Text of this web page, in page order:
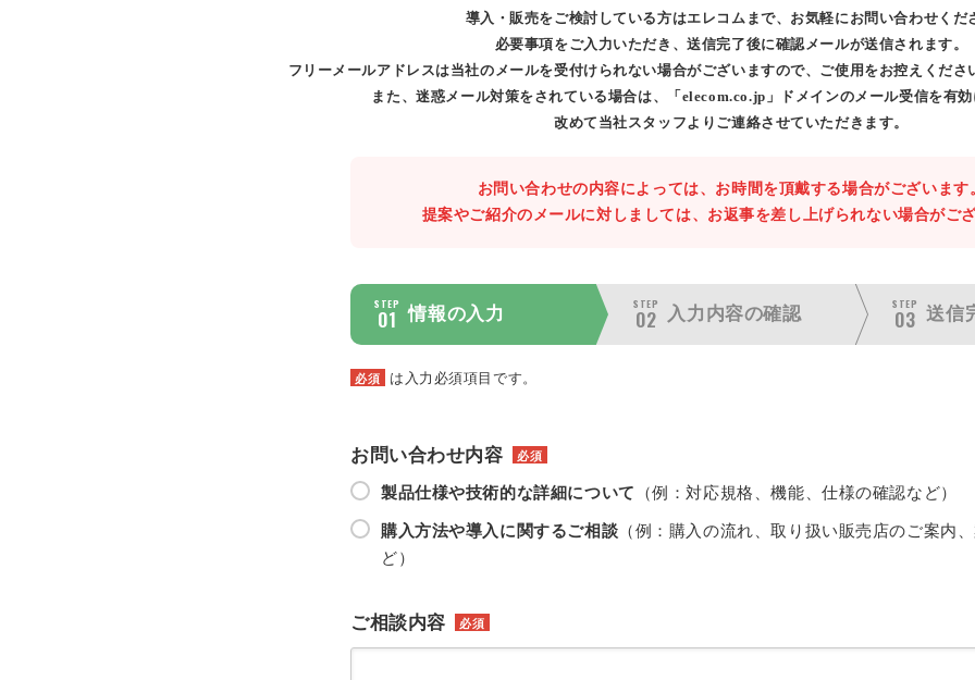
導入・販売をご検討している方はエレコムまで、お気軽にお問い合わせくだ
必要事項をご入力いただき、送信完了後に確認メールが送信されます。
フリーメールアドレスは当社のメールを受付けられない場合がございますので、ご使用をお控えくださ
また、迷惑メール対策をされている場合は、「elecom.co.jp」ドメインのメール受信を有効
改めて当社スタッフよりご連絡させていただきます。
お問い合わせの内容によっては、お時間を頂戴する場合がございます
提案やご紹介のメールに対しましては、お返事を差し上げられない場合がござ
STEP
01 情報の入力
STEP
02 入力内容の確認
STEP
03 送信
必須 は入力必須項目です。
お問い合わせ内容 必須
製品仕様や技術的な詳細について （例：対応規格、機能、仕様の確認など）
購入方法や導入に関するご相談 （例：購入の流れ、取り扱い販売店のご案内
ど）
ご相談内容 必須